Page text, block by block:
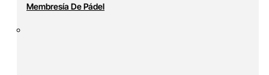
Membresía De Pádel